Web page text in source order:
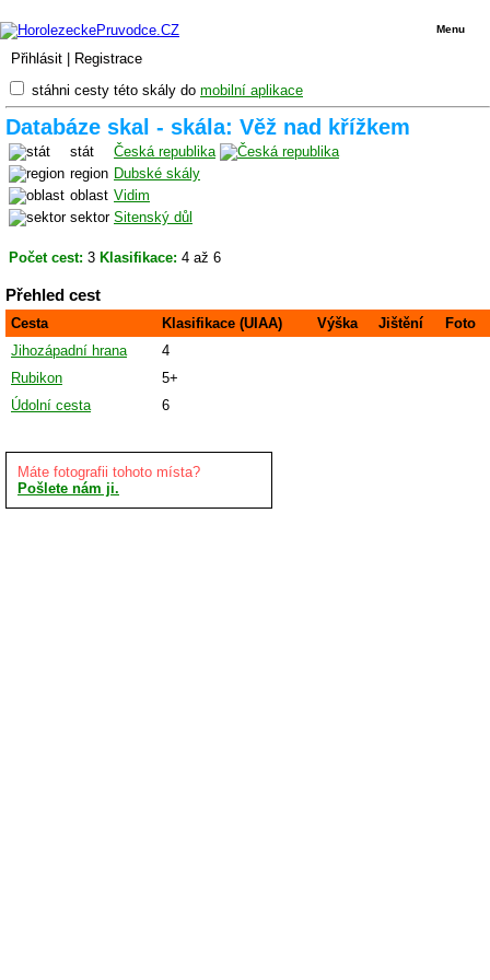
Přihlásit Registrace
Menu
stáhni cesty této skály do mobilní aplikace
Databáze skal - skála: Věž nad křížkem
stát
Česká republika
region Dubské skály
oblast Vidim
sektor Sitenský důl
Počet cest: 3 Klasifikace: 4 až 6
Přehled cest
Cesta Klasifikace (UIAA) Výška Jištění
Foto
Jihozápadní hrana
4
Rubikon
5+
Údolní cesta
6
Máte fotografii tohoto místa?
Pošlete nám ji.